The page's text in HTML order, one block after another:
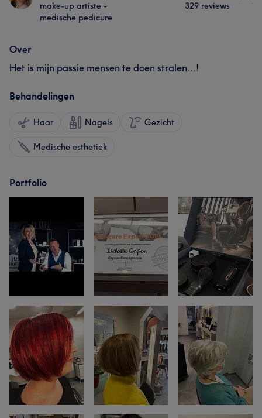
make-up artiste -
medische pedicure
329 reviews
Over
Het is mijn passie mensen te doen stralen...!
Behandelingen
Haar Nagels Gezicht
Medische esthetiek
Portfolio